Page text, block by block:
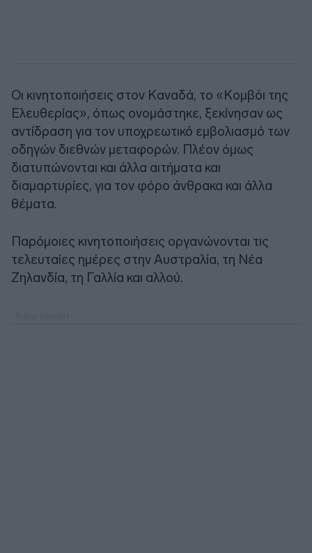
Οι κινητοποιήσεις στον Καναδά, το «Κομβόι της
Ελευθερίας», όπως ονομάστηκε, ξεκίνησαν ως
αντίδραση για τον υποχρεωτικό εμβολιασμό των
οδηγών διεθνών μεταφορών. Πλέον όμως
διατυπώνονται και άλλα αιτήματα και
διαμαρτυρίες, για τον φόρο άνθρακα και άλλα
θέματα.
Παρόμοιες κινητοποιήσεις οργανώνονται τις
τελευταίες ημέρες στην Αυστραλία, τη Νέα
Ζηλανδία, τη Γαλλία και αλλού.